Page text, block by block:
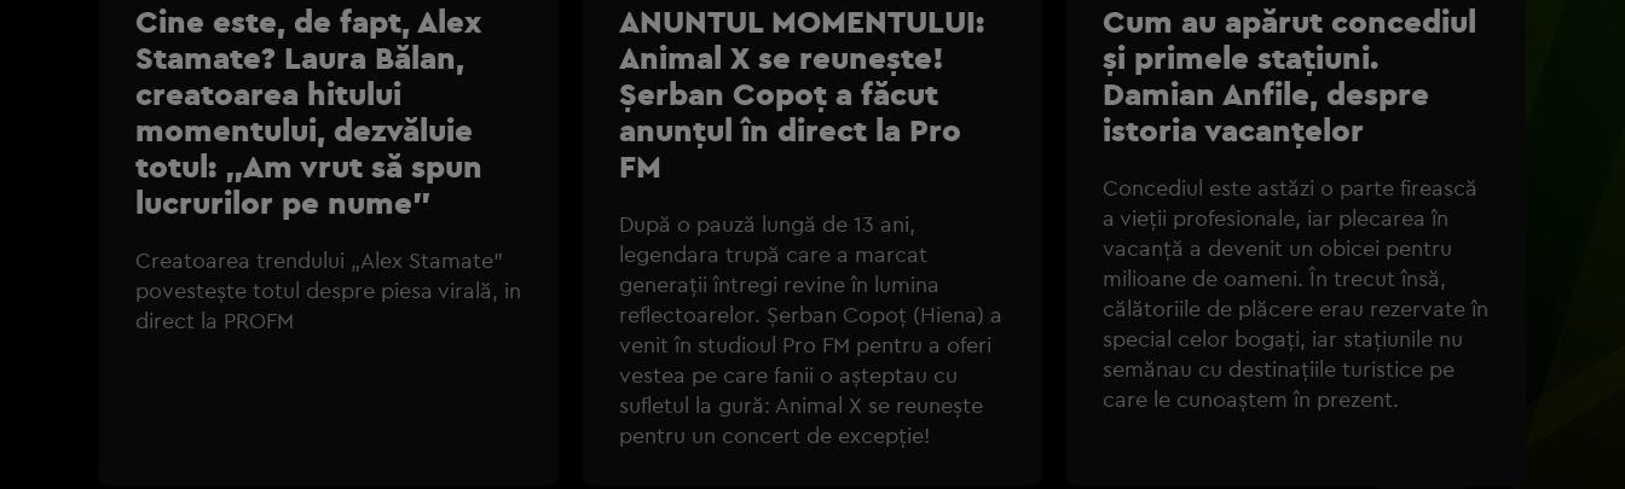
Cine este, de fapt, Alex
Stamate? Laura Bălan,
creatoarea hitului
momentului, dezvăluie
totul: „Am vrut să spun
lucrurilor pe nume”
Creatoarea trendului „Alex Stamate”
povestește totul despre piesa virală, in
direct la PROFM
ANUNTUL MOMENTULUI:
Animal X se reunește!
Șerban Copoț a făcut
anunțul în direct la Pro
FM
După o pauză lungă de 13 ani,
legendara trupă care a marcat
generații întregi revine în lumina
reflectoarelor. Șerban Copoț (Hiena) a
venit în studioul Pro FM pentru a oferi
vestea pe care fanii o așteptau cu
sufletul la gură: Animal X se reunește
pentru un concert de excepție!
Cum au apărut concediul
și primele stațiuni.
Damian Anfile, despre
istoria vacanțelor
Concediul este astăzi o parte firească
a vieții profesionale, iar plecarea în
vacanță a devenit un obicei pentru
milioane de oameni. În trecut însă,
călătoriile de plăcere erau rezervate în
special celor bogați, iar stațiunile nu
semănau cu destinațiile turistice pe
care le cunoaștem în prezent.